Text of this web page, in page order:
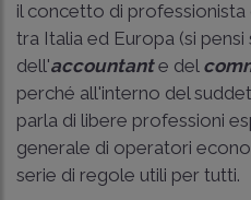
il concetto di
tra Italia ed Europa (si
dell'accountante del
perché all'interno del
parla di libere professioni
generale di operatori
serie di regole utili per tutti.